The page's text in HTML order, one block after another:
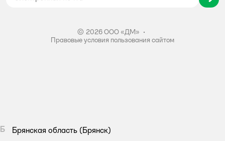
© 2026 ООО «ДМ» •
Правовые условия пользования сайтом
Б Брянская область (Брянск)